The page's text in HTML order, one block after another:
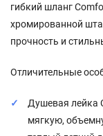
гибкий шланг
хромированной
прочность и
Отличительные
Душевая лейка
мягкую,